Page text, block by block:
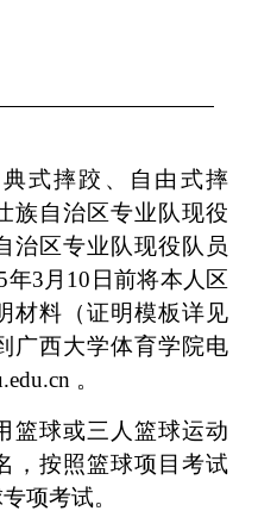
式摔跤、自由式摔
族自治区专业队现役
治区专业队现役队员
年3 月 10 日前将本人区
材料（证明模板详见
广西大学体育学院电
。
球或三人篮球运动
，按照篮球项目考试
项考试。